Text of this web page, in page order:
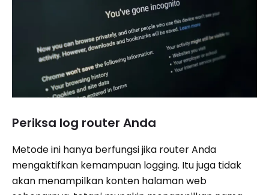
Periksa log router Anda
Metode ini hanya berfungsi jika router Anda
mengaktifkan kemampuan logging. Itu juga tidak
akan menampilkan konten halaman web